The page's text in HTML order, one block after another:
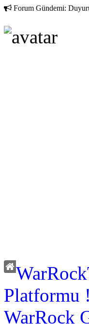
Forum Gündemi:
Platformu !
WarRock